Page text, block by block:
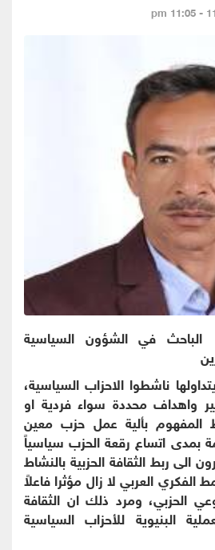
في الشؤون السياسية
ناشطوا الاحزاب السياسية،
واهداف محددة سواء فردية او
المفهوم بألية عمل حزب معين
بمدى اتساع رقعة الحزب سياسياً
الى ربط الثقافة الحزبية بالنشاط
العربي لا زال مؤثرا فاعلاً
الحزبي، ومرد ذلك ان الثقافة
البنيوية للأحزاب السياسية